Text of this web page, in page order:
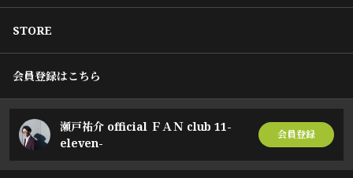
STORE
会員登録はこちら
瀬戸祐介 official ＦＡＮ club 11-
eleven-
会員登録